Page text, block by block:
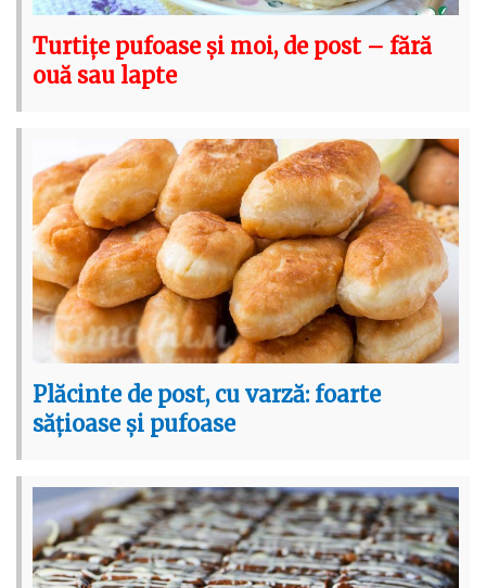
Turtițe pufoase și moi, de post – fără
ouă sau lapte
Plăcinte de post, cu varză: foarte
sățioase și pufoase